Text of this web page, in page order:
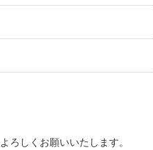
ろしくお願いいたします。